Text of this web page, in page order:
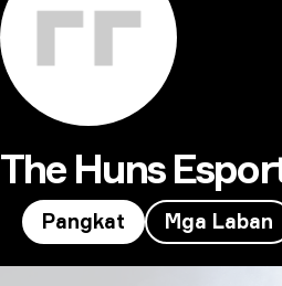
The Huns
Pangkat Mga Laban